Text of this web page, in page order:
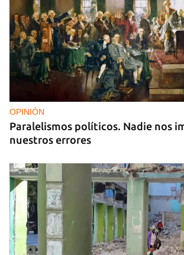
OPINIÓN
Paralelismos políticos. Nadie nos
nuestros errores